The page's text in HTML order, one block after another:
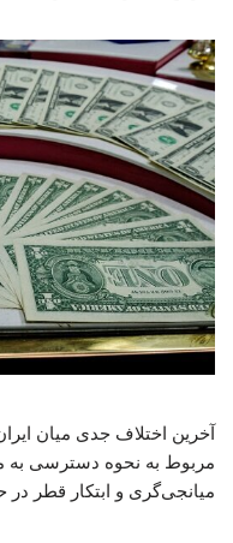
آخرین اختلاف جدی میان
مربوط به نحوه دسترسی به
میانجی‌گری و ابتکار قطر